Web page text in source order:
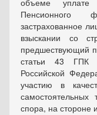
объеме
Пенсионного
застрахованное
взыскании со
предшествующий
статьи 43 ГПК
Российской
участию в
самостоятельных
спора, на стороне